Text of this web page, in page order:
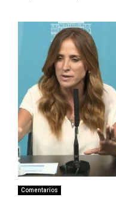
Comentarios